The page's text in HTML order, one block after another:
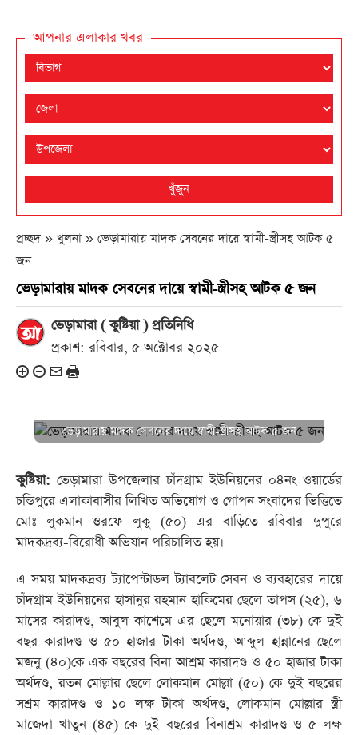
আপনার এলাকার খবর
খুঁজুন
প্রচ্ছদ » খুলনা » ভেড়ামারায় মাদক সেবনের দায়ে স্বামী-স্ত্রীসহ আটক ৫
জন
ভেড়ামারায় মাদক সেবনের দায়ে স্বামী-স্ত্রীসহ আটক ৫ জন
ভেড়ামারা ( কুষ্টিয়া ) প্রতিনিধি
প্রকাশ: রবিবার, ৫ অক্টোবর ২০২৫
ভেড়ামারায় মাদক সেবনের দায়ে স্বামী-স্ত্রীসহ আটক ৫ জন
কুষ্টিয়া: ভেড়ামারা উপজেলার চাঁদগ্রাম ইউনিয়নের ০৪নং ওয়ার্ডের
চন্ডিপুরে এলাকাবাসীর লিখিত অভিযোগ ও গোপন সংবাদের ভিত্তিতে
মোঃ লুকমান ওরফে লুকু (৫০) এর বাড়িতে রবিবার দুপুরে
মাদকদ্রব্য-বিরোধী অভিযান পরিচালিত হয়।
এ সময় মাদকদ্রব্য ট্যাপেন্টাডল ট্যাবলেট সেবন ও ব্যবহারের দায়ে
চাঁদগ্রাম ইউনিয়নের হাসানুর রহমান হাকিমের ছেলে তাপস (২৫), ৬
মাসের কারাদণ্ড, আবুল কাশেমে এর ছেলে মনোয়ার (৩৮) কে দুই
বছর কারাদণ্ড ও ৫০ হাজার টাকা অর্থদণ্ড, আব্দুল হান্নানের ছেলে
মজনু (৪০)কে এক বছরের বিনা আশ্রম কারাদণ্ড ও ৫০ হাজার টাকা
অর্থদণ্ড, রতন মোল্লার ছেলে লোকমান মোল্লা (৫০) কে দুই বছরের
সশ্রম কারাদণ্ড ও ১০ লক্ষ টাকা অর্থদণ্ড, লোকমান মোল্লার স্ত্রী
মাজেদা খাতুন (৪৫) কে দুই বছরের বিনাশ্রম কারাদণ্ড ও ৫ লক্ষ